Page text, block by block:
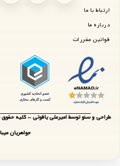
ارتباط با ما
درباره ما
قوانین مقررات
طراحی و سئو توسط امیرعلی یاقوتی - کلیه
جواهریان